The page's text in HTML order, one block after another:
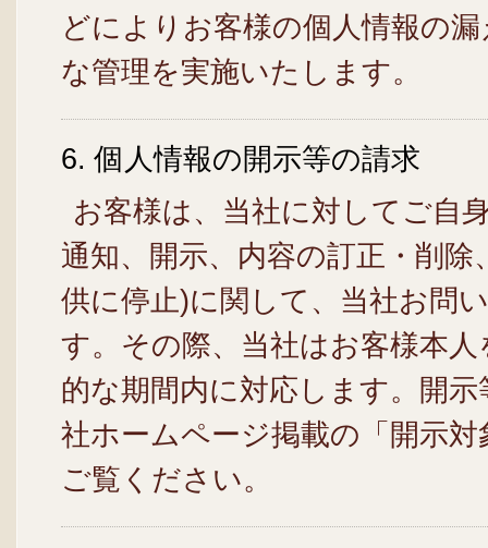
どによりお客様の個人情報の
な管理を実施いたします。
6. 個人情報の開示等の請求
お客様は、当社に対してご自
通知、開示、内容の訂正・削
供に停止)に関して、当社お問
す。その際、当社はお客様本
的な期間内に対応します。開
社ホームページ掲載の「開示
ご覧ください。